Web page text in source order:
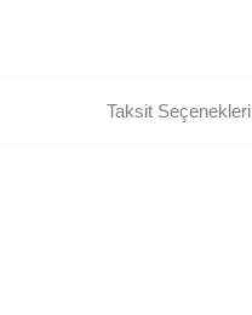
Taksit Seçenekleri